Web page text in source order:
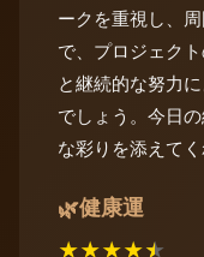
ークを重視し、
で、プロジェク
と継続的な努力
でしょう。今日
な彩りを添えてく
🌿健康運
★★★★★